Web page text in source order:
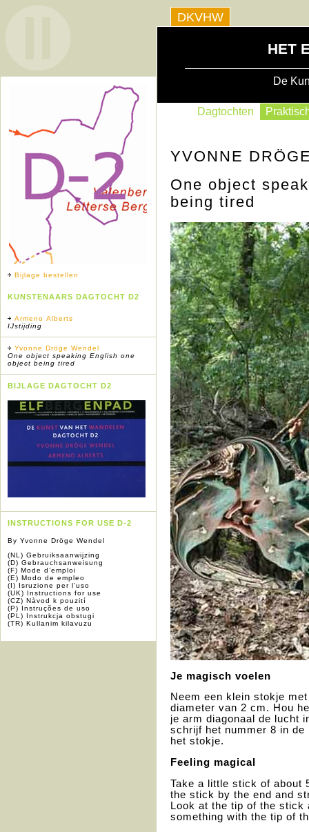
Bijlage bestellen
KUNSTENAARS DAGTOCHT D2
Armeno Alberts
IJstijding
Yvonne Dröge Wendel
One object speaking English one
object being tired
BIJLAGE DAGTOCHT D2
INSTRUCTIONS FOR USE D-2
By Yvonne Dröge Wendel
(NL) Gebruiksaanwijzing
(D) Gebrauchsanweisung
(F) Mode d’emploi
(E) Modo de empleo
(I) Isruzione per l’uso
(UK) Instructions for use
(CZ) Nàvod k pouzití
(P) Instruções de uso
(PL) Instrukcja obstugi
(TR) Kullanim kilavuzu
DKVHW
HET
De
Dagtochten
YVONNE
One object
being tired
Je magisch voelen
Neem een klein stokje
diameter van 2 cm. Hou
je arm diagonaal de lucht
schrijf het nummer 8 in
het stokje.
Feeling magical
Take a little stick of about
the stick by the end and
Look at the tip of the stick
something with the tip of